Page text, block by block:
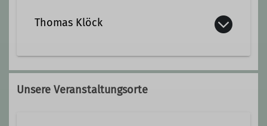
Qualifikationen
Kanulehrerin Wildwasser Kajak
Thomas Klöck
thomas.kloeck@dav-landsberg.de
Unsere Veranstaltungsorte